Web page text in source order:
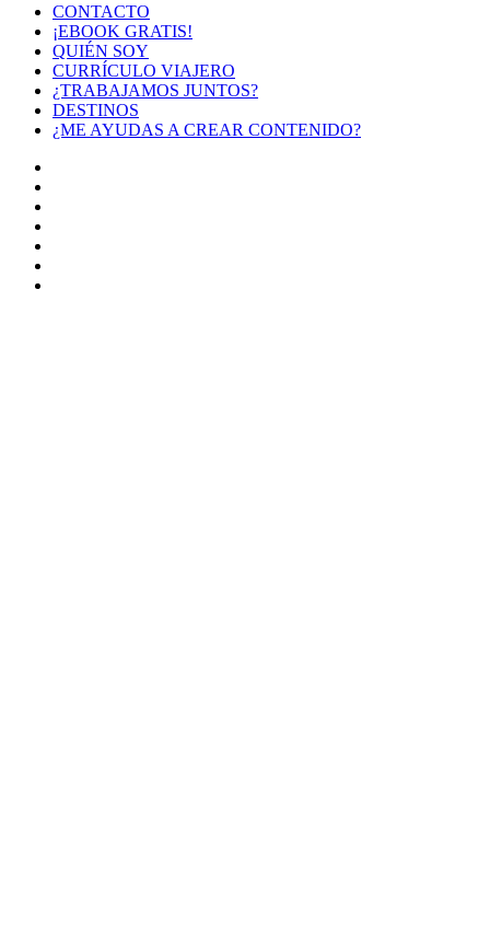
CONTACTO
¡EBOOK GRATIS!
QUIÉN SOY
CURRÍCULO VIAJERO
¿TRABAJAMOS JUNTOS?
DESTINOS
¿ME AYUDAS A CREAR CONTENIDO?